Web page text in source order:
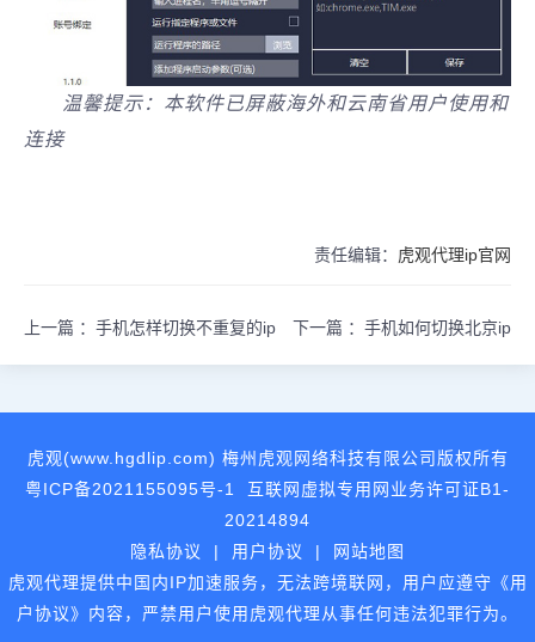
温馨提示：本软件已屏蔽海外和云南省用户使用和
连接
责任编辑： 虎观代理ip官网
上一篇 ： 手机怎样切换不重复的ip 下一篇 ： 手机如何切换北京ip
虎观(www.hgdlip.com) 梅州虎观网络科技有限公司版权所有
粤ICP备2021155095号-1
互联网虚拟专用网业务许可证B1-
20214894
隐私协议
| 用户协议 |
网站地图
虎观代理提供中国内IP加速服务，无法跨境联网，用户应遵守《用
户协议》内容，严禁用户使用虎观代理从事任何违法犯罪行为。